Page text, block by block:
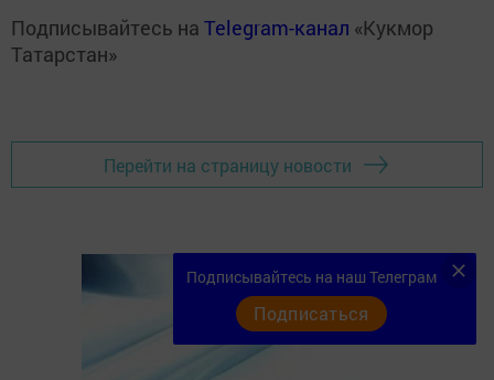
Подписывайтесь на Telegram-канал «Кукмор
Татарстан»
Перейти на страницу новости
Подписывайтесь на наш Телеграм
Подписаться